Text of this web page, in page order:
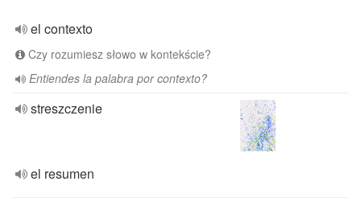
el contexto
Czy rozumiesz słowo w kontekście?
Entiendes la palabra por contexto?
streszczenie
el resumen